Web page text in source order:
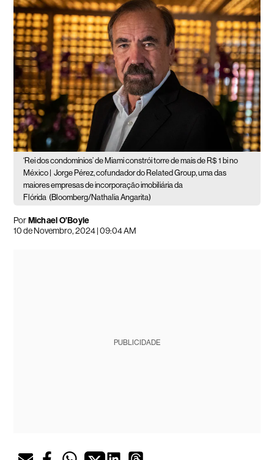
‘Rei dos condomínios’ de Miami constrói torre de mais de R$ 1 bi no
México |
Jorge Pérez, cofundador do Related Group, uma das
maiores empresas de incorporação imobiliária da
Flórida (Bloomberg/Nathalia Angarita)
PorMichael O'Boyle
10 de Novembro, 2024 | 09:04 AM
PUBLICIDADE